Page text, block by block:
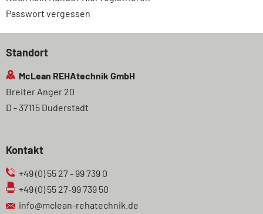
Passwort vergessen
Standort
McLean REHAtechnik GmbH
Breiter Anger 20
D - 37115 Duderstadt
Kontakt
+49 (0) 55 27 - 99 739 0
+49 (0) 55 27-99 739 50
info@mclean-rehatechnik.de